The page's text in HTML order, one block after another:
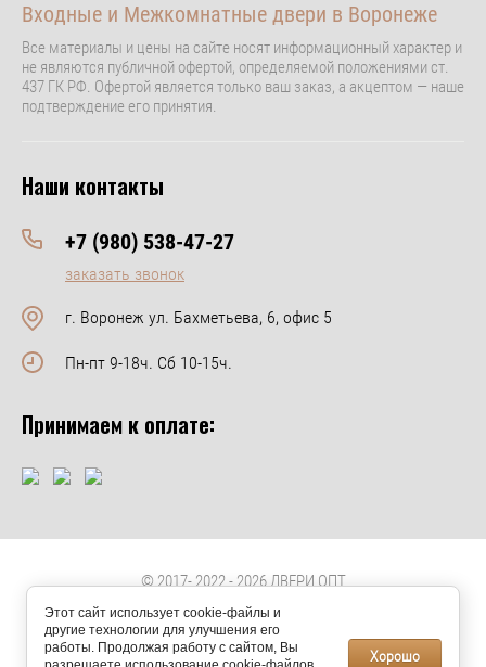
Входные и Межкомнатные двери в Воронеже
Все материалы и цены на сайте носят информационный характер и
не являются публичной офертой, определяемой положениями ст.
437 ГК РФ. Офертой является только ваш заказ, а акцептом — наше
подтверждение его принятия.
Наши контакты
+7 (980) 538-47-27
заказать звонок
г. Воронеж ул. Бахметьева, 6, офис 5
Пн-пт 9-18ч. Сб 10-15ч.
Принимаем к оплате:
© 2017- 2022 - 2026 ДВЕРИ ОПТ
Публичная оферта и пользовательское соглашение
Наполнение и Продвижение сайта, Виталий +79192437165
Этот сайт использует cookie-файлы и
другие технологии для улучшения его
работы. Продолжая работу с сайтом, Вы
Хорошо